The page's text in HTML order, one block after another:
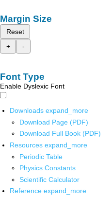
Margin Size
Reset
+
-
Font Type
Enable Dyslexic Font
Downloads expand_more
Download Page (PDF)
Download Full Book (PDF)
Resources expand_more
Periodic Table
Physics Constants
Scientific Calculator
Reference expand_more